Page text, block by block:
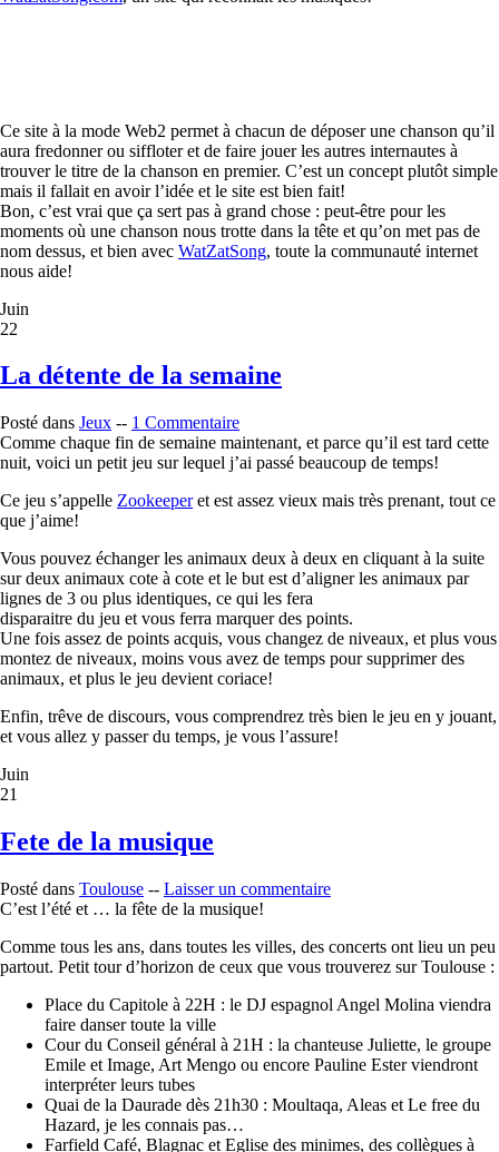
Ce site à la mode Web2 permet à chacun de déposer une chanson qu’il
aura fredonner ou siffloter et de faire jouer les autres internautes à
trouver le titre de la chanson en premier. C’est un concept plutôt simple
mais il fallait en avoir l’idée et le site est bien fait!
Bon, c’est vrai que ça sert pas à grand chose : peut-être pour les
moments où une chanson nous trotte dans la tête et qu’on met pas de
nom dessus, et bien avec WatZatSong, toute la communauté internet
nous aide!
Juin
22
La détente de la semaine
Posté dans Jeux -- 1 Commentaire
Comme chaque fin de semaine maintenant, et parce qu’il est tard cette
nuit, voici un petit jeu sur lequel j’ai passé beaucoup de temps!
Ce jeu s’appelle Zookeeperet est assez vieux mais très prenant, tout ce
que j’aime!
Vous pouvez échanger les animaux deux à deux en cliquant à la suite
sur deux animaux cote à cote et le but est d’aligner les animaux par
lignes de 3 ou plus identiques, ce qui les fera
disparaitre du jeu et vous ferra marquer des points.
Une fois assez de points acquis, vous changez de niveaux, et plus vous
montez de niveaux, moins vous avez de temps pour supprimer des
animaux, et plus le jeu devient coriace!
Enfin, trêve de discours, vous comprendrez très bien le jeu en y jouant,
et vous allez y passer du temps, je vous l’assure!
Juin
21
Fete de la musique
Posté dans Toulouse -- Laisser un commentaire
C’est l’été et … la fête de la musique!
Comme tous les ans, dans toutes les villes, des concerts ont lieu un peu
partout. Petit tour d’horizon de ceux que vous trouverez sur Toulouse :
Place du Capitole à 22H : le DJ espagnol Angel Molina viendra
faire danser toute la ville
Cour du Conseil général à 21H : la chanteuse Juliette, le groupe
Emile et Image, Art Mengo ou encore Pauline Ester viendront
interpréter leurs tubes
Quai de la Daurade dès 21h30 : Moultaqa, Aleas et Le free du
Hazard, je les connais pas…
Farfield Café, Blagnac et Eglise des minimes, des collègues à